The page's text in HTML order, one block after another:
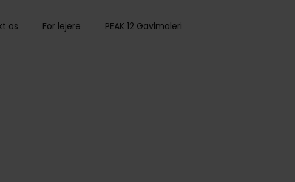
os For lejere PEAK 12 Gavlmaleri